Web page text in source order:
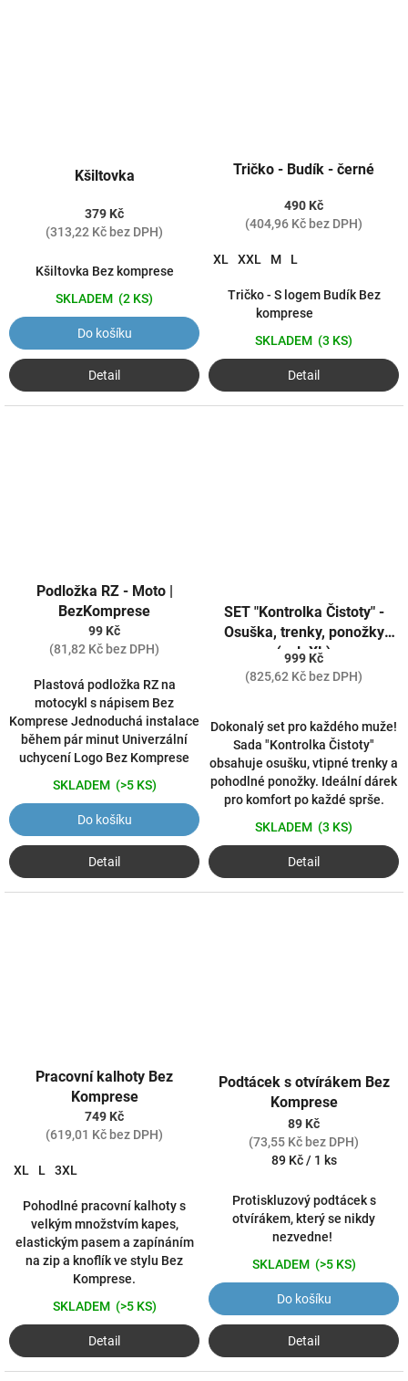
Kšiltovka
379 Kč
(313,22 Kč bez DPH)
Kšiltovka Bez komprese
SKLADEM (2 KS)
Do košíku
Detail
Tričko - Budík - černé
490 Kč
(404,96 Kč bez DPH)
XL XXL M L
Tričko - S logem Budík Bez
komprese
SKLADEM (3 KS)
Detail
Podložka RZ - Moto |
BezKomprese
99 Kč
(81,82 Kč bez DPH)
Plastová podložka RZ na
motocykl s nápisem Bez
Komprese Jednoduchá instalace
během pár minut Univerzální
uchycení Logo Bez Komprese
SKLADEM (>5 KS)
Do košíku
Detail
SET "Kontrolka Čistoty" -
Osuška, trenky, ponožky
(vel. XL)
999 Kč
(825,62 Kč bez DPH)
Dokonalý set pro každého muže!
Sada "Kontrolka Čistoty"
obsahuje osušku, vtipné trenky a
pohodlné ponožky. Ideální dárek
pro komfort po každé sprše.
SKLADEM (3 KS)
Detail
Pracovní kalhoty Bez
Komprese
749 Kč
(619,01 Kč bez DPH)
XL L 3XL
Pohodlné pracovní kalhoty s
velkým množstvím kapes,
elastickým pasem a zapínáním
na zip a knoflík ve stylu Bez
Komprese.
SKLADEM (>5 KS)
Detail
Podtácek s otvírákem Bez
Komprese
89 Kč
(73,55 Kč bez DPH)
Měrná
89 Kč / 1 ks
Protiskluzový podtácek s
otvírákem, který se nikdy
nezvedne!
SKLADEM (>5 KS)
Do košíku
Detail